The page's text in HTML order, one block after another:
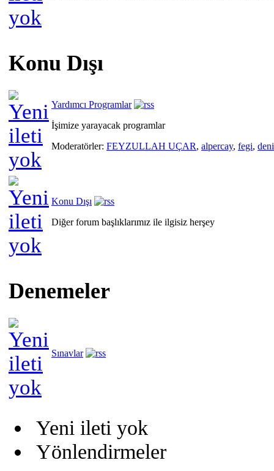
Konu Dışı
Yardımcı Programlar
İşimize yarayacak programlar
Moderatörler: FEYZULLAH UÇAR, alpercay, fegi,
Konu Dışı
Diğer forum başlıklarımız ile ilgisiz herşey
Denemeler
Sınavlar
Yeni ileti yok
Yönlendirmeler